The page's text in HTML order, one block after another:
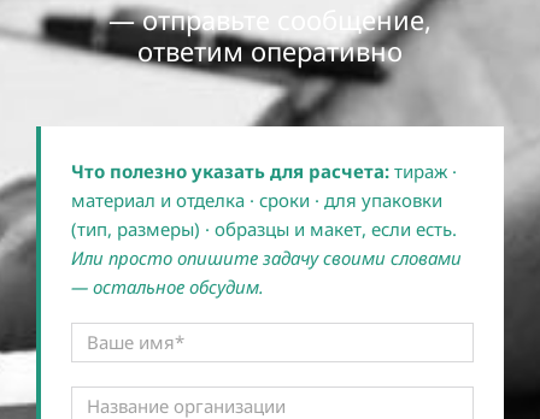
— отправьте сообщение,
ответим оперативно
Что полезно указать для расчета: тираж ·
материал и отделка · сроки · для упаковки
(тип, размеры) · образцы и макет, если есть.
Или просто опишите задачу своими словами
— остальное обсудим.